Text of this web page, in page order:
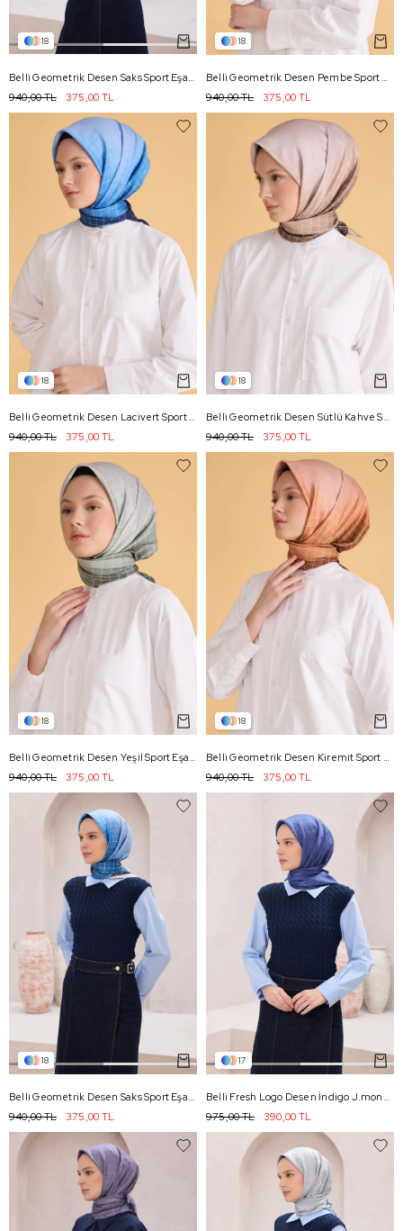
18
375,00 TL
940,00 TL
18
375,00 TL
940,00 TL
18
Belli Geometrik Desen Lacivert Sport Eşarp 2503 - 03
375,00 TL
940,00 TL
18
Belli Geometrik Desen Sütlü Kahve Sport Eşarp 2503 - 22
375,00 TL
940,00 TL
18
375,00 TL
940,00 TL
18
375,00 TL
940,00 TL
18
Belli Geometrik Desen Saks Sport Eşarp 2503 - 04
375,00 TL
940,00 TL
17
Belli Fresh Logo Desen İndigo J.monogram Eşarp - 2113
390,00 TL
975,00 TL